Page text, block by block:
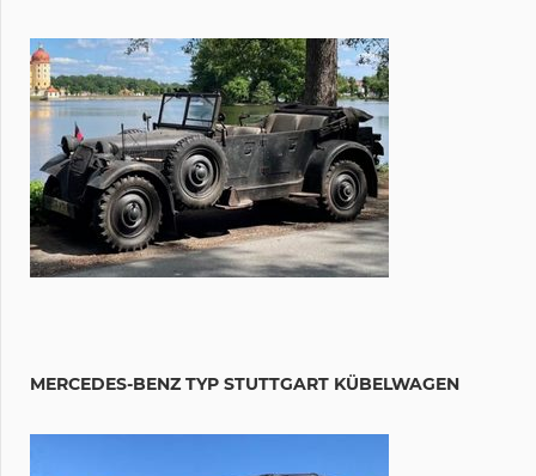
MERCEDES-BENZ TYP STUTTGART KÜBELWAGEN